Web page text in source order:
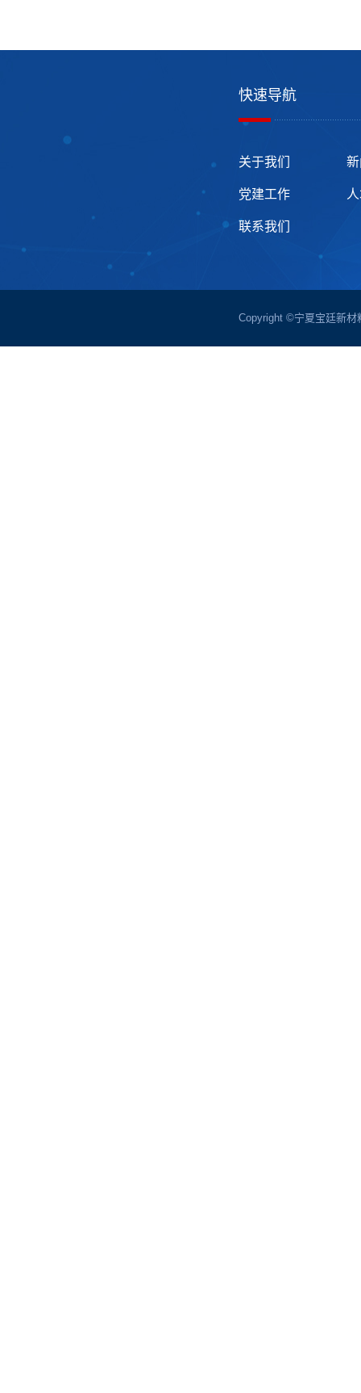
快速导航
关于我们
党建工作
联系我们
Copyright ©宁夏宝廷新材